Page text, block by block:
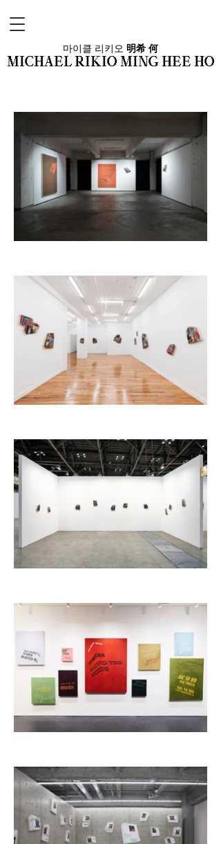
MICHAEL RIKIO MING HEE HO
마이클 리키오 明希 何